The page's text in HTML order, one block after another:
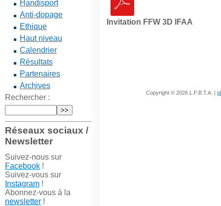
Handisport
Anti-dopage
Ethique
Haut niveau
Calendrier
Résultats
Partenaires
Archives
Rechercher :
Réseaux sociaux /
Newsletter
Suivez-nous sur
Facebook!
Suivez-vous sur
Instagram!
Abonnez-vous à la
newsletter!
Invitation FFW 3D IFAA
Copyright © 2026 L.F.B.T.A. |